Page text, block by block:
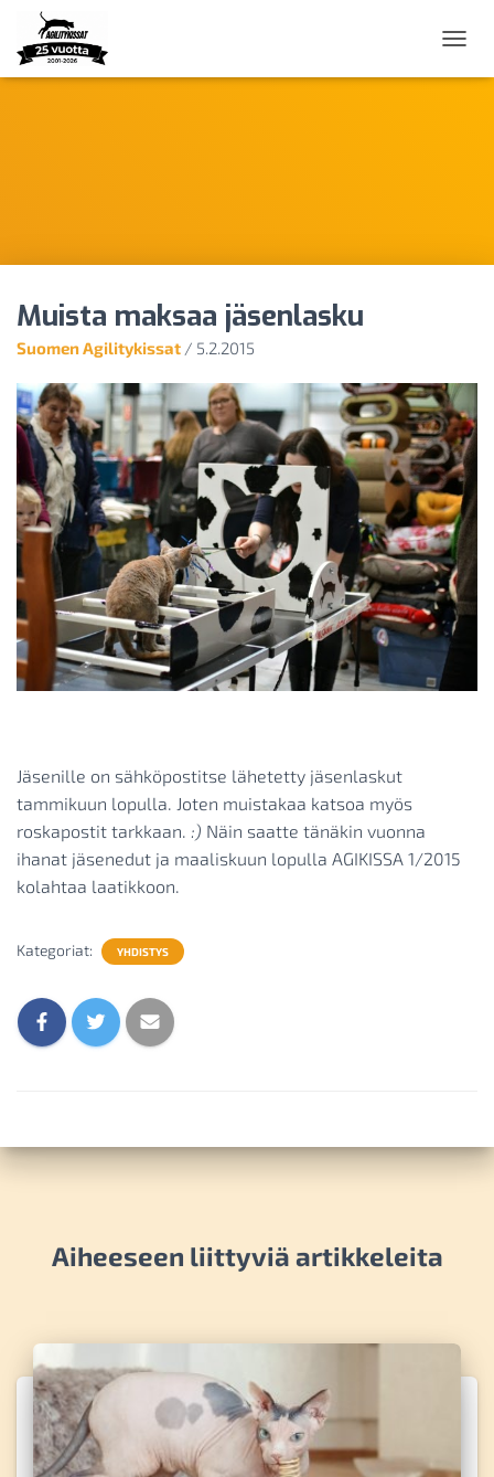
A
P
/
P
O
I
S
Muista maksaa jäsenlasku
Suomen Agilitykissat / 5.2.2015
Jäsenille on sähköpostitse lähetetty jäsenlaskut
tammikuun lopulla. Joten muistakaa katsoa myös
roskapostit tarkkaan. :) Näin saatte tänäkin vuonna
ihanat jäsenedut ja maaliskuun lopulla AGIKISSA 1/2015
kolahtaa laatikkoon.
Kategoriat: YHDISTYS
Aiheeseen liittyviä artikkeleita